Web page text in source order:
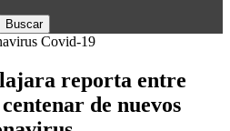
Covid-19
reporta entre
de nuevos